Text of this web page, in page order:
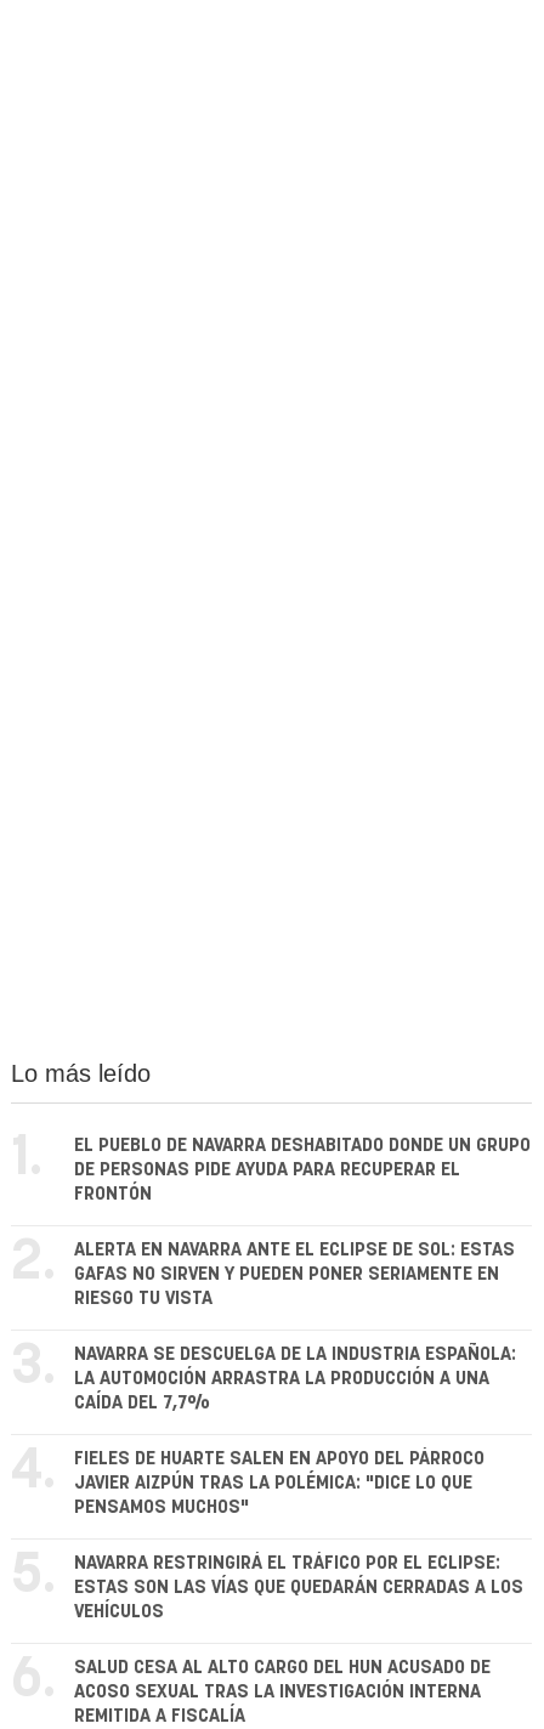
Lo más leído
1.
EL PUEBLO DE NAVARRA DESHABITADO DONDE UN GRUPO
DE PERSONAS PIDE AYUDA PARA RECUPERAR EL
FRONTÓN
2.
ALERTA EN NAVARRA ANTE EL ECLIPSE DE SOL: ESTAS
GAFAS NO SIRVEN Y PUEDEN PONER SERIAMENTE EN
RIESGO TU VISTA
3.
NAVARRA SE DESCUELGA DE LA INDUSTRIA ESPAÑOLA:
LA AUTOMOCIÓN ARRASTRA LA PRODUCCIÓN A UNA
CAÍDA DEL 7,7%
4.
FIELES DE HUARTE SALEN EN APOYO DEL PÁRROCO
JAVIER AIZPÚN TRAS LA POLÉMICA: "DICE LO QUE
PENSAMOS MUCHOS"
5.
NAVARRA RESTRINGIRÁ EL TRÁFICO POR EL ECLIPSE:
ESTAS SON LAS VÍAS QUE QUEDARÁN CERRADAS A LOS
VEHÍCULOS
6.
SALUD CESA AL ALTO CARGO DEL HUN ACUSADO DE
ACOSO SEXUAL TRAS LA INVESTIGACIÓN INTERNA
REMITIDA A FISCALÍA